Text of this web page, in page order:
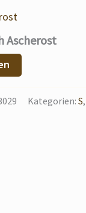
Ascherost
Kategorien: S,